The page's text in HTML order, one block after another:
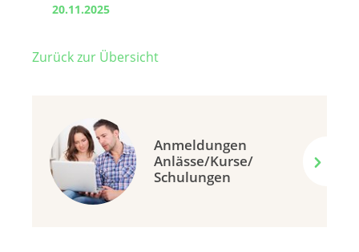
20.11.2025
Zurück zur Übersicht
Anmeldungen
Anlässe/Kurse/
Schulungen